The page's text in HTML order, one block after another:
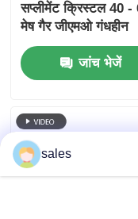
सप्लीमेंट क्रिस्टल 40 -
मेष गैर जीएमओ गंधहीन
सीएएस 67-71-0
जांच भेजें
sales